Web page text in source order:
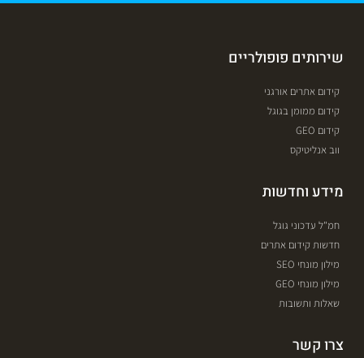
שירותים פופולריים
קידום אתרים אורגני
קידום ממומן בגוגל
קידום GEO
ווב אנליטיקס
מידע וחדשות
חמ"ל עדכוני גוגל
חדשות קידום אתרים
מילון מונחי SEO
מילון מונחי GEO
שאלות ותשובות
צרו קשר